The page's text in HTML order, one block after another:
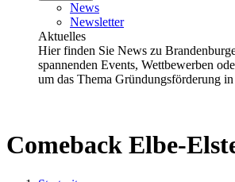
News
Newsletter
Aktuelles
Hier finden Sie News zu
spannenden Events, Wettbewerben
um das Thema Gründungsförderung
Comeback Elbe-